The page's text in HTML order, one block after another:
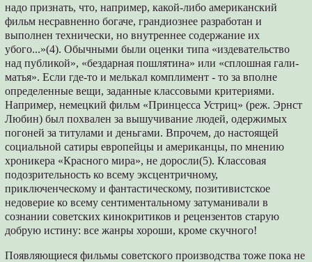
надо признать, что, например, какой-либо американский
фильм несравненно богаче, грандиознее раз­работан и
выполнен технически, но внутрен­нее содержание их
убого...»(4). Обычными были оценки типа «издевательство
над публикой», «бездарная пошлятина» или «сплошная гали­
матья». Если где-то и мелькал комплимент - то за вполне
определенные вещи, заданные классовыми критериями.
Например, немецкий фильм «Принцесса Устриц» (реж. Эрнст
Лю­бин) был похвален за вышучивание людей, одержимых
погоней за титулами и деньгами. Впрочем, до настоящей
социальной сатиры европейцы и американцы, по мнению
хрони­кера «Красного мира», не доросли(5). Классовая
подозрительность ко всему эксцентричному,
приключенческому и фантастическому, по­зитивистское
недоверие ко всему сентимен­тальному затуманивали в
сознании советских кинокритиков и рецензентов старую
добрую истину: все жанры хороши, кроме скучного!
Появляющиеся фильмы советского произ­водства тоже пока не